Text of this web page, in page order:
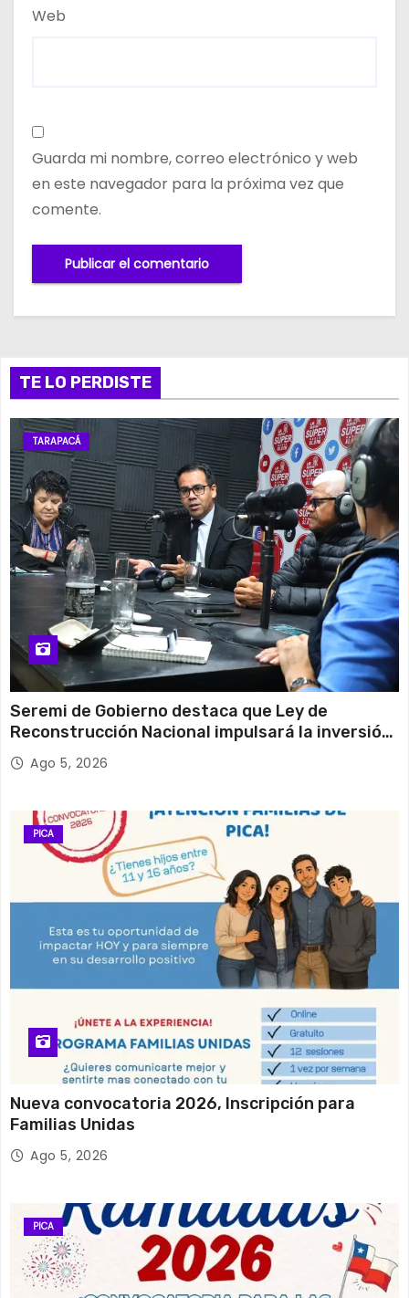
Web
Guarda mi nombre, correo electrónico y web
en este navegador para la próxima vez que
comente.
TE LO PERDISTE
TARAPACÁ
Seremi de Gobierno destaca que Ley de
Reconstrucción Nacional impulsará la inversión
y el empleo en Tarapacá
Ago 5, 2026
PICA
Nueva convocatoria 2026, Inscripción para
Familias Unidas
Ago 5, 2026
PICA